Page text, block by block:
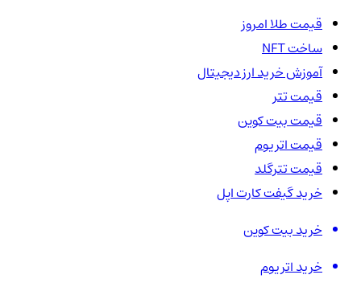
قیمت طلا امروز
ساخت NFT
آموزش خرید ارز دیجیتال
قیمت تتر
قیمت بیت کوین
قیمت اتریوم
قیمت تترگلد
خرید گیفت کارت اپل
خرید بیت کوین
خرید اتریوم